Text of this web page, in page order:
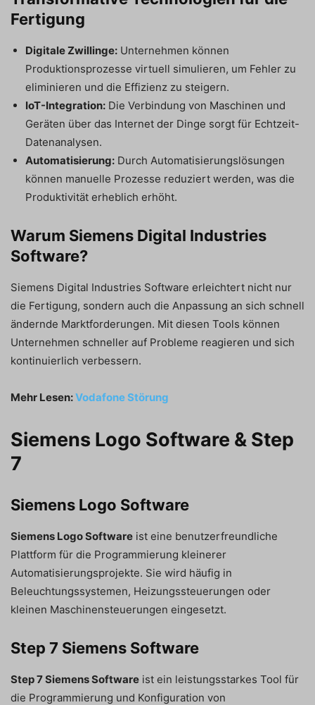
Fertigung
Digitale Zwillinge: Unternehmen können
Produktionsprozesse virtuell simulieren, um Fehler zu
eliminieren und die Effizienz zu steigern.
IoT-Integration: Die Verbindung von Maschinen und
Geräten über das Internet der Dinge sorgt für Echtzeit-
Datenanalysen.
Automatisierung: Durch Automatisierungslösungen
können manuelle Prozesse reduziert werden, was die
Produktivität erheblich erhöht.
Warum Siemens Digital Industries
Software?
Siemens Digital Industries Software erleichtert nicht nur
die Fertigung, sondern auch die Anpassung an sich schnell
ändernde Marktforderungen. Mit diesen Tools können
Unternehmen schneller auf Probleme reagieren und sich
kontinuierlich verbessern.
Mehr Lesen:Vodafone Störung
Siemens Logo Software & Step
7
Siemens Logo Software
Siemens Logo Software ist eine benutzerfreundliche
Plattform für die Programmierung kleinerer
Automatisierungsprojekte. Sie wird häufig in
Beleuchtungssystemen, Heizungssteuerungen oder
kleinen Maschinensteuerungen eingesetzt.
Step 7 Siemens Software
Step 7 Siemens Software ist ein leistungsstarkes Tool für
die Programmierung und Konfiguration von